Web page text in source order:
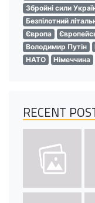
Збройні сили
Безпілотний
Європа
Володимир Путін
НАТО
Німеччина
RECENT